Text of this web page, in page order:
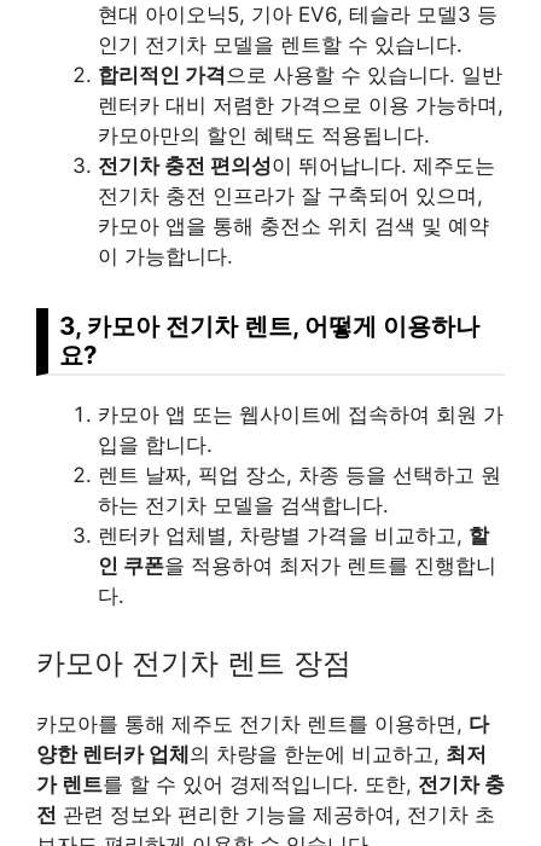
현대 아이오닉5, 기아 EV6, 테슬라 모델3 등
인기 전기차 모델을 렌트할 수 있습니다.
합리적인 가격 으로 사용할 수 있습니다. 일반
렌터카 대비 저렴한 가격으로 이용 가능하며,
카모아만의 할인 혜택도 적용됩니다.
전기차 충전 편의성이 뛰어납니다. 제주도는
전기차 충전 인프라가 잘 구축되어 있으며,
카모아 앱을 통해 충전소 위치 검색 및 예약
이 가능합니다.
3, 카모아 전기차 렌트, 어떻게 이용하나
요?
카모아 앱 또는 웹사이트에 접속하여 회원 가
입을 합니다.
렌트 날짜, 픽업 장소, 차종 등을 선택하고 원
하는 전기차 모델을 검색합니다.
렌터카 업체별, 차량별 가격을 비교하고, 할
인 쿠폰을 적용하여 최저가 렌트를 진행합니
다.
카모아 전기차 렌트 장점
카모아를 통해 제주도 전기차 렌트를 이용하면, 다
양한 렌터카 업체 의 차량을 한눈에 비교하고, 최저
가 렌트를 할 수 있어 경제적입니다. 또한, 전기차 충
전 관련 정보와 편리한 기능을 제공하여, 전기차 초